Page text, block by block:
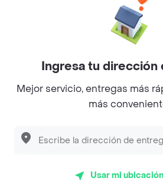
Sobre Rappi
Facebook
Twitter
© 2026Rappi Inc. All
Ingresa tu dirección
Mejor servicio, entregas más
más
Usar mi